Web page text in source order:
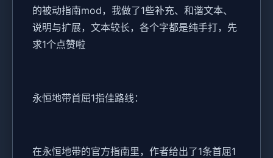
的被动指南mod，我做了1些补充、和谐文本、
说明与扩展，文本较长，各个字都是纯手打，先
求1个点赞啦
永恒地带首屈1指佳路线：
在永恒地带的官方指南里，作者给出了1条首屈1